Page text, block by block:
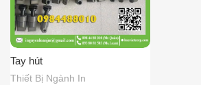
Tay hút
Thiết Bị Ngành In